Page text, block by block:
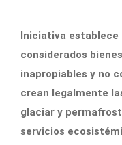
Iniciativa establece
considerados
inapropiables y no
crean legalmente
glaciar y
servicios